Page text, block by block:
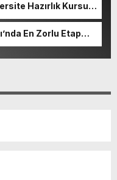
Hazırlık Kursu
En Zorlu Etap